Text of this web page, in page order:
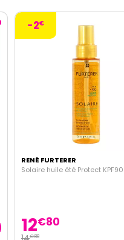
-2€
RENÉ FURTERER
Solaire huile été Protect
12€80
€80